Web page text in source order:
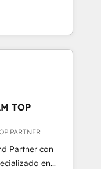
driving
and London,
aligns sales,
and gives
of truth to
decision-
and CRM
customer
TOP
PARTNER
Partner con
en